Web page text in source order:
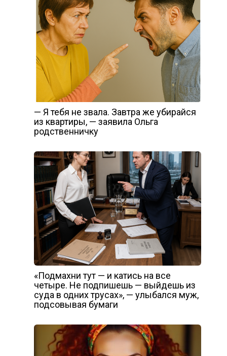
— Я тебя не звала. Завтра же убирайся
из квартиры, — заявила Ольга
родственничку
«Подмахни тут — и катись на все
четыре. Не подпишешь — выйдешь из
суда в одних трусах», — улыбался муж,
подсовывая бумаги